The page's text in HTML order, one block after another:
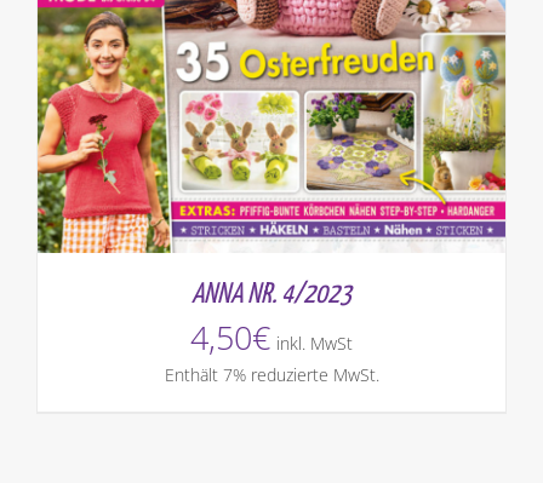
ANNA NR. 4/2023
4,50€ inkl. MwSt
Enthält 7% reduzierte MwSt.